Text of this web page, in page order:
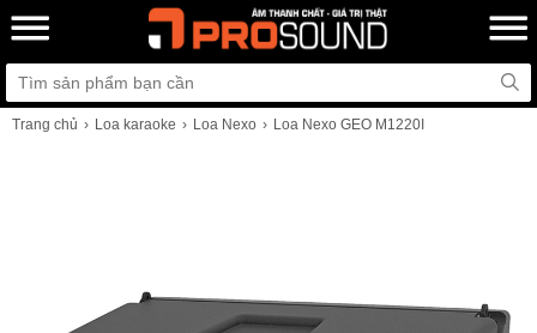
Trang chủ Loa karaoke Loa Nexo Loa Nexo GEO M1220I